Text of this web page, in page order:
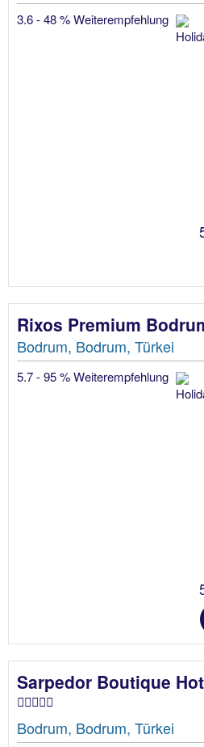
3.6 - 48 % Weiterempfehlung
Rixos Premium
Bodrum, Bodrum, Türkei
5.7 - 95 % Weiterempfehlung
Sarpedor Boutique
Bodrum, Bodrum, Türkei